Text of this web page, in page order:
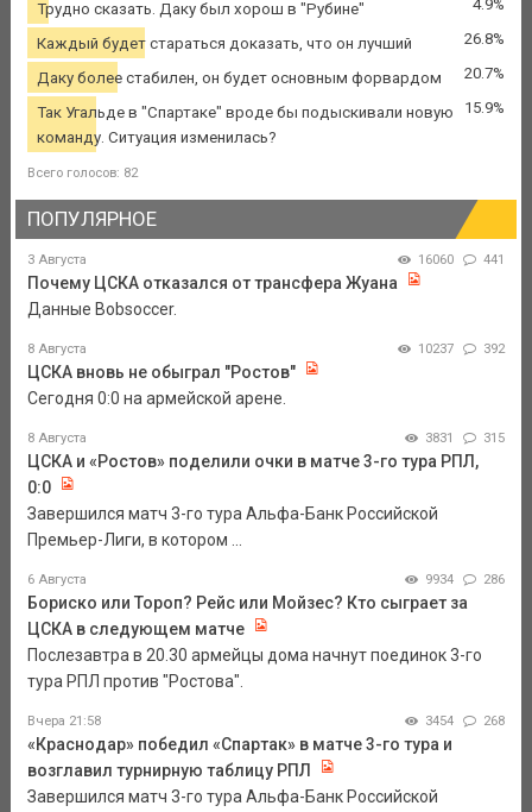
Трудно сказать. Даку был хорош в "Рубине" 4.9%
Каждый будет стараться доказать, что он лучший 26.8%
Даку более стабилен, он будет основным форвардом 20.7%
Так Угальде в "Спартаке" вроде бы подыскивали новую
команду. Ситуация изменилась?
15.9%
Всего голосов: 82
ПОПУЛЯРНОЕ
3 Августа 16060 441
Почему ЦСКА отказался от трансфера Жуана
Данные Bobsoccer.
8 Августа 10237 392
ЦСКА вновь не обыграл "Ростов"
Сегодня 0:0 на армейской арене.
8 Августа 3831 315
ЦСКА и «Ростов» поделили очки в матче 3-го тура РПЛ,
0:0
Завершился матч 3-го тура Альфа-Банк Российской
Премьер-Лиги, в котором ...
6 Августа 9934 286
Бориско или Тороп? Рейс или Мойзес? Кто сыграет за
ЦСКА в следующем матче
Послезавтра в 20.30 армейцы дома начнут поединок 3-го
тура РПЛ против "Ростова".
Вчера 21:58 3454 268
«Краснодар» победил «Спартак» в матче 3-го тура и
возглавил турнирную таблицу РПЛ
Завершился матч 3-го тура Альфа-Банк Российской